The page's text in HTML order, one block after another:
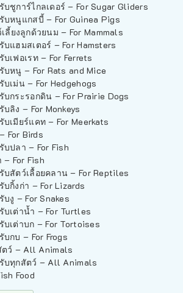
บชูการ์ไกลเดอร์ – For Sugar Gliders
บหนูแกสบี้ – For Guinea Pigs
ลี้ยงลูกด้วยนม – For Mammals
บแฮมสเตอร์ – For Hamsters
บเฟอเรท – For Ferrets
บหนู – For Rats and Mice
บเม่น – For Hedgehogs
บกระรอกดิน – For Prairie Dogs
บลิง – For Monkeys
บเมียร์แคท – For Meerkats
For Birds
บปลา – For Fish
For Fish
บสัตว์เลื้อยคลาน – For Reptiles
บกิ้งก่า – For Lizards
บงู – For Snakes
บเต่าน้ำ – For Turtles
บเต่าบก – For Tortoises
บกบ – For Frogs
ว์ – All Animals
บทุกสัตว์ – All Animals
Food